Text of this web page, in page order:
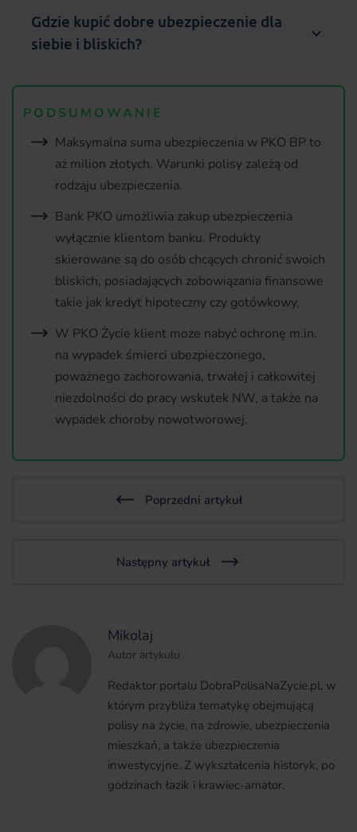
Gdzie kupić dobre ubezpieczenie dla
siebie i bliskich?
PODSUMOWANIE
Maksymalna suma ubezpieczenia w PKO BP to
aż milion złotych. Warunki polisy zależą od
rodzaju ubezpieczenia.
Bank PKO umożliwia zakup ubezpieczenia
wyłącznie klientom banku. Produkty
skierowane są do osób chcących chronić swoich
bliskich, posiadających zobowiązania finansowe
takie jak kredyt hipoteczny czy gotówkowy,
W PKO Życie klient może nabyć ochronę m.in.
na wypadek śmierci ubezpieczonego,
poważnego zachorowania, trwałej i całkowitej
niezdolności do pracy wskutek NW, a także na
wypadek choroby nowotworowej.
Poprzedni artykuł
Następny artykuł
Mikolaj
Autor artykułu
Redaktor portalu DobraPolisaNaZycie.pl, w
którym przybliża tematykę obejmującą
polisy na życie, na zdrowie, ubezpieczenia
mieszkań, a także ubezpieczenia
inwestycyjne. Z wykształcenia historyk, po
godzinach łazik i krawiec-amator.